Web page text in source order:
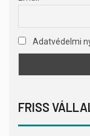
Adatvédelmi
FRISS